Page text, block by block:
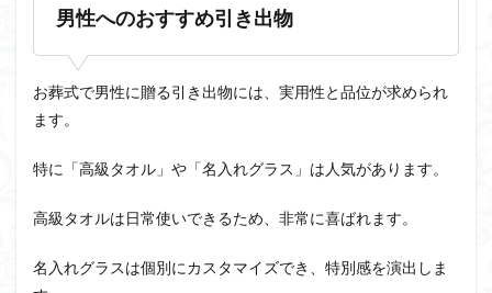
男性へのおすすめ引き出物
お葬式で男性に贈る引き出物には、実用性と品位が求められ
ます。
特に「高級タオル」や「名入れグラス」は人気があります。
高級タオルは日常使いできるため、非常に喜ばれます。
名入れグラスは個別にカスタマイズでき、特別感を演出しま